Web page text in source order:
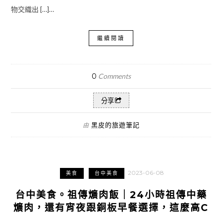
物交織出 […]…
繼續閱讀
0 Comments
分享
由 黑皮的旅遊筆記
美食 台中美食 2023-06-08
台中美食。祖傳爌肉飯｜24小時祖傳中藥
爌肉，還有宵夜跟銅板早餐選擇，這麼高C